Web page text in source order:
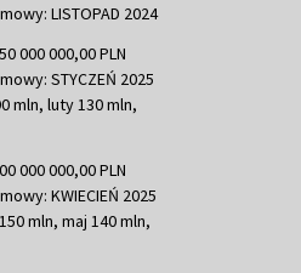
LISTOPAD 2024
000 000,00 PLN
STYCZEŃ 2025
mln, luty 130 mln,
000 000,00 PLN
KWIECIEŃ 2025
mln, maj 140 mln,